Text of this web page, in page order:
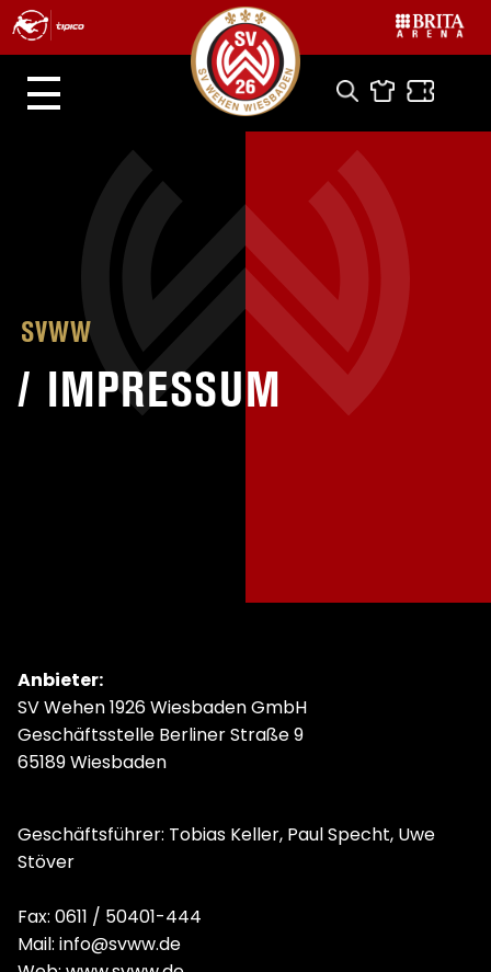
SVWW
/ IMPRESSUM
Anbieter:
SV Wehen 1926 Wiesbaden GmbH
Geschäftsstelle Berliner Straße 9
65189 Wiesbaden
Geschäftsführer: Tobias Keller, Paul Specht, Uwe
Stöver
Fax: 0611 / 50401-444
Mail: info@svww.de